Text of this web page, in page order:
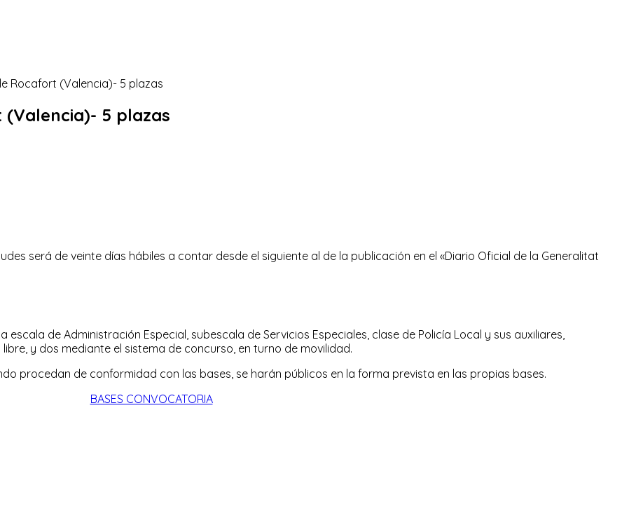
5 plazas
será de veinte días hábiles a contar desde el siguiente al de la publicación en el «Diario Oficial de la Generalitat
de Administración Especial, subescala de Servicios Especiales, clase de Policía Local y sus auxiliares,
y dos mediante el sistema de concurso, en turno de movilidad.
procedan de conformidad con las bases, se harán públicos en la forma prevista en las propias bases.
BASES CONVOCATORIA